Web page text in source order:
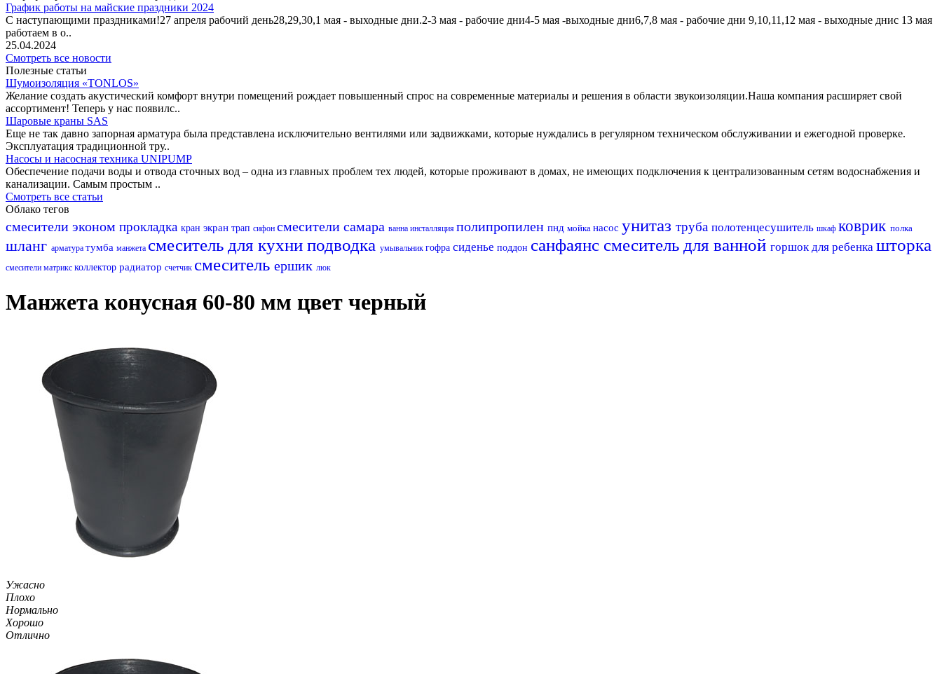
График работы на майские праздники 2024
С наступающими праздниками!27 апреля рабочий день28,29,30,1 мая - выходные дни.2-3 мая - рабочие дни4-5 мая -выходные дни6,7,8 мая - рабочие дни 9,10,11,12 мая - выходные днис 13 мая
работаем в о..
25.04.2024
Смотреть все новости
Полезные статьи
Шумоизоляция «TONLOS»
Желание создать акустический комфорт внутри помещений рождает повышенный спрос на современные материалы и решения в области звукоизоляции.Наша компания расширяет свой
ассортимент! Теперь у нас появилс..
Шаровые краны SAS
Еще не так давно запорная арматура была представлена исключительно вентилями или задвижками, которые нуждались в регулярном техническом обслуживании и ежегодной проверке.
Эксплуатация традиционной тру..
Насосы и насосная техника UNIPUMP
Обеспечение подачи воды и отвода сточных вод – одна из главных проблем тех людей, которые проживают в домах, не имеющих подключения к централизованным сетям водоснабжения и
канализации. Самым простым ..
Смотреть все статьи
Облако тегов
смесители эконом прокладка кран экран трап сифон смесители самара ванна инсталляция полипропилен пнд мойка насос унитаз труба полотенцесушитель шкаф коврик полка
шланг арматура тумба манжета смеситель для кухни подводка умывальник гофра сиденье поддон санфаянс смеситель для ванной горшок для ребенка шторка
смесители матрикс коллектор радиатор счетчик смеситель ершик люк
Манжета конусная 60-80 мм цвет черный
Ужасно
Плохо
Нормально
Хорошо
Отлично